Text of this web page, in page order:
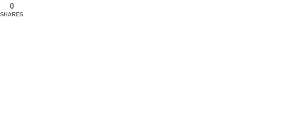
0
SHARES